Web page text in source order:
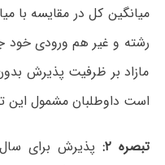
رشته و غیر هم ورودی خود
مازاد بر ظرفیت پذیرش
است داوطلبان مشمول این
تبصره ۲:
پذیرش برای